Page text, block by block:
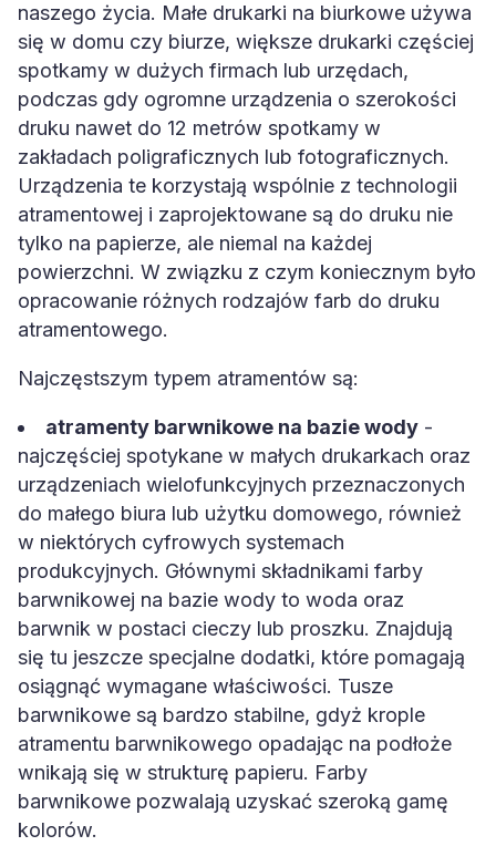
naszego życia. Małe drukarki na biurkowe używa
się w domu czy biurze, większe drukarki częściej
spotkamy w dużych firmach lub urzędach,
podczas gdy ogromne urządzenia o szerokości
druku nawet do 12 metrów spotkamy w
zakładach poligraficznych lub fotograficznych.
Urządzenia te korzystają wspólnie z technologii
atramentowej i zaprojektowane są do druku nie
tylko na papierze, ale niemal na każdej
powierzchni. W związku z czym koniecznym było
opracowanie różnych rodzajów farb do druku
atramentowego.
Najczęstszym typem atramentów są:
atramenty barwnikowe na bazie wody -
najczęściej spotykane w małych drukarkach oraz
urządzeniach wielofunkcyjnych przeznaczonych
do małego biura lub użytku domowego, również
w niektórych cyfrowych systemach
produkcyjnych. Głównymi składnikami farby
barwnikowej na bazie wody to woda oraz
barwnik w postaci cieczy lub proszku. Znajdują
się tu jeszcze specjalne dodatki, które pomagają
osiągnąć wymagane właściwości. Tusze
barwnikowe są bardzo stabilne, gdyż krople
atramentu barwnikowego opadając na podłoże
wnikają się w strukturę papieru. Farby
barwnikowe pozwalają uzyskać szeroką gamę
kolorów.